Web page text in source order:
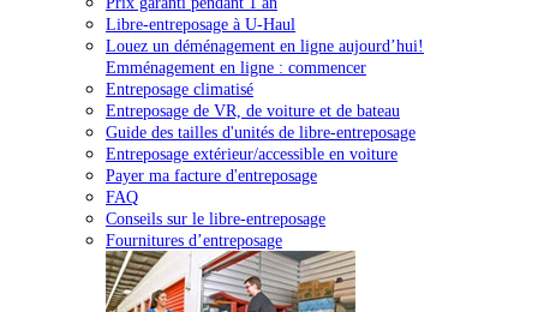
Libre-entreposage à U-Haul
Louez un déménagement en ligne aujourd’hui!
Emménagement en ligne : commencer
Entreposage climatisé
Entreposage de VR, de voiture et de bateau
Guide des tailles d'unités de libre-entreposage
Entreposage extérieur/accessible en voiture
Payer ma facture d'entreposage
FAQ
Conseils sur le libre-entreposage
Fournitures d’entreposage